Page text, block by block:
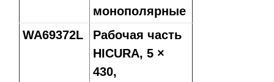
монополярные
WA69372L
Рабочая часть
HICURA, 5 ×
430,